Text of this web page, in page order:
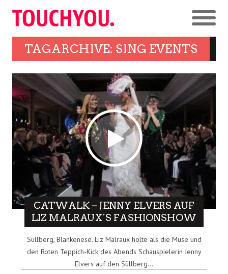
TAGARCHIVE: SING EVENTS
CATWALK – JENNY ELVERS AUF
LIZ MALRAUX´S FASHIONSHOW
Süllberg, Blankenese. Liz Malraux holte als die Muse und
den Roten Teppich-Kick des Abends Schauspielerin Jenny
Elvers auf den Süllberg...